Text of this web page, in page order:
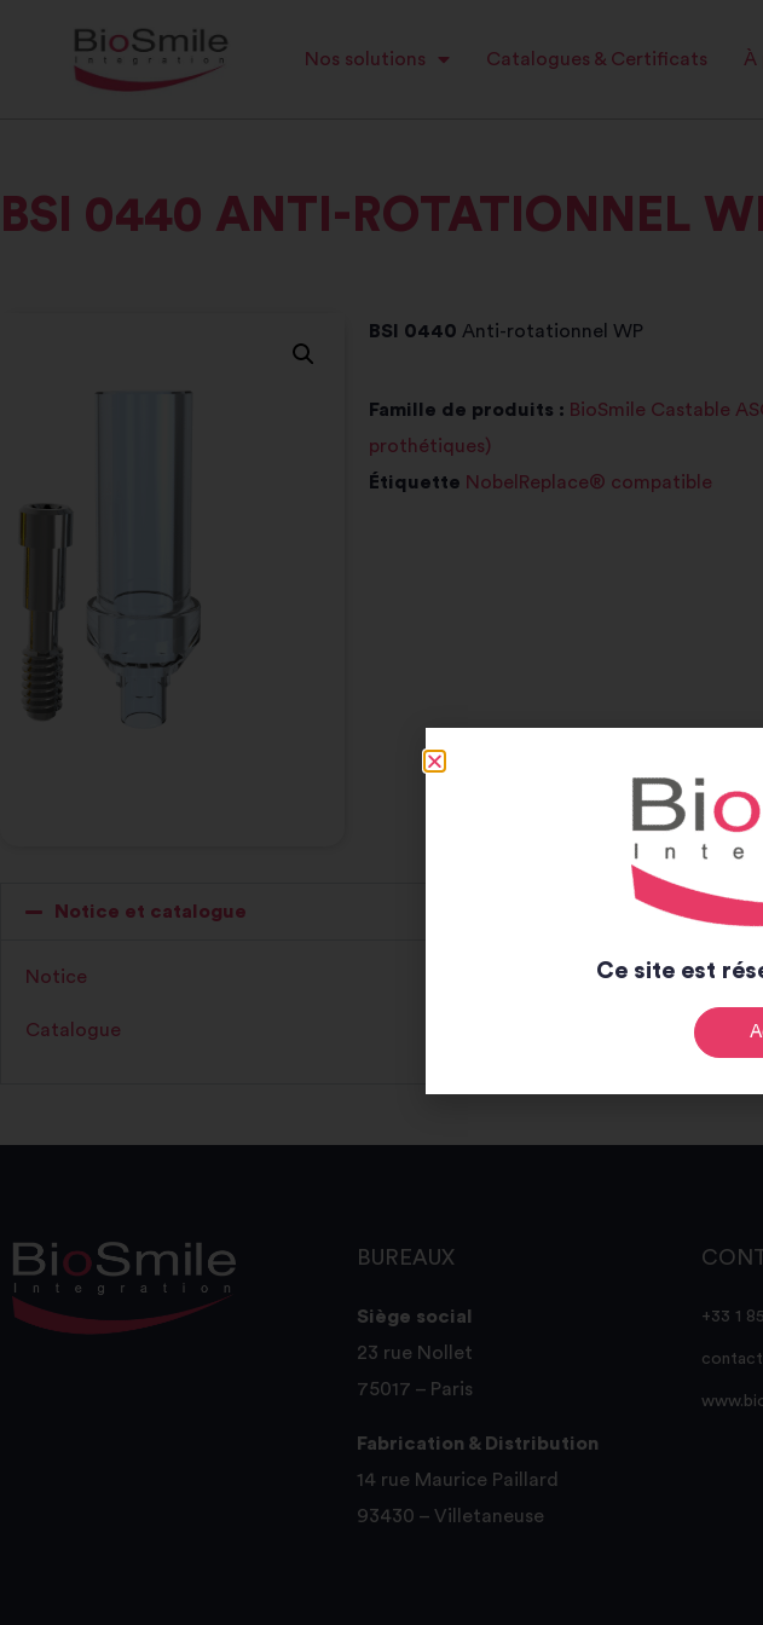
Nos solutions Catalogues & Certificats À
BSI 0440 ANTI-ROTATIONNEL
BSI 0440 Anti-rotationnel WP
Famille de produits : BioSmile Castable
prothétiques)
Étiquette NobelReplace® compatible
Notice et catalogue
Notice
Catalogue
BUREAUX
Siège social
23 rue Nollet
75017 – Paris
Fabrication & Distribution
14 rue Maurice Paillard
93430 – Villetaneuse
+33 1
Ce site est